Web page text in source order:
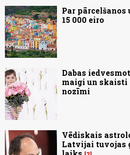
Par
15 000 eiro
Dabas
maigi un skaisti
nozīmi
Vēdiskais
Latvijai tuvojas